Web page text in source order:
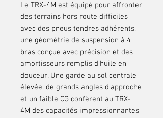
Le TRX-4M est équipé pour affronter
des terrains hors route difficiles
avec des pneus tendres adhérents,
une géométrie de suspension à 4
bras conçue avec précision et des
amortisseurs remplis d’huile en
douceur. Une garde au sol centrale
élevée, de grands angles d’approche
et un faible CG confèrent au TRX-
4M des capacités impressionnantes